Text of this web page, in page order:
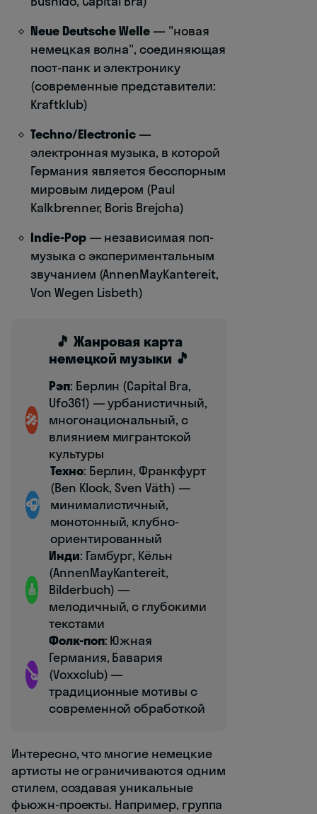
Neue Deutsche Welle — "новая
немецкая волна", соединяющая
пост-панк и электронику
(современные представители:
Kraftklub)
Techno/Electronic —
электронная музыка, в которой
Германия является бесспорным
мировым лидером (Paul
Kalkbrenner, Boris Brejcha)
Indie-Pop— независимая поп-
музыка с экспериментальным
звучанием (AnnenMayKantereit,
Von Wegen Lisbeth)
🎵 Жанровая карта
немецкой музыки 🎵
🎤
Рэп: Берлин (Capital Bra,
Ufo361) — урбанистичный,
многонациональный, с
влиянием мигрантской
культуры
🎧
Техно: Берлин, Франкфурт
(Ben Klock, Sven Väth) —
минималистичный,
монотонный, клубно-
ориентированный
🎸
Инди: Гамбург, Кёльн
(AnnenMayKantereit,
Bilderbuch) —
мелодичный, с глубокими
текстами
🪕
Фолк-поп: Южная
Германия, Бавария
(Voxxclub) —
традиционные мотивы с
современной обработкой
Интересно, что многие немецкие
артисты не ограничиваются одним
стилем, создавая уникальные
фьюжн-проекты. Например, группа